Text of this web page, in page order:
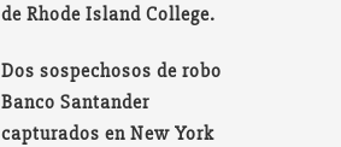
de Rhode Island College.
Dos sospechosos de robo
Banco Santander
capturados en New York